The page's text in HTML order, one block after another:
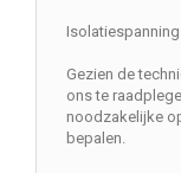
Gezien de
ons te
noodzakelijke
bepalen.